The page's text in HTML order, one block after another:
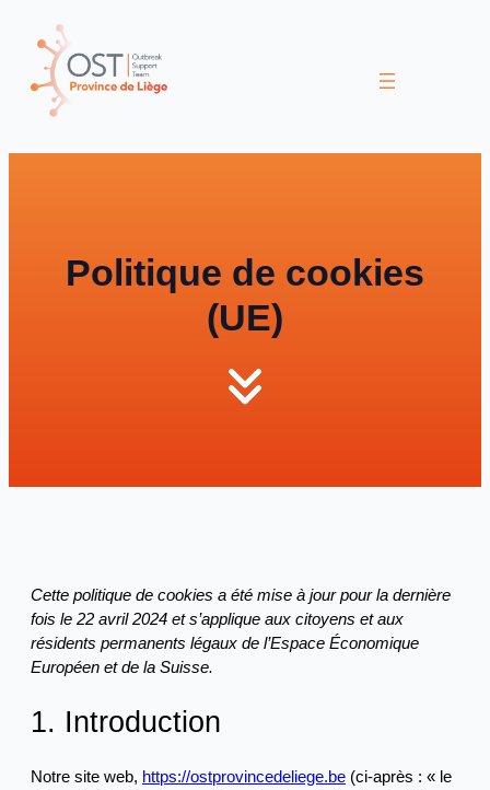
contenu
Politique de cookies
(UE)
Cette politique de cookies a été mise à jour pour la dernière
fois le 22 avril 2024 et s’applique aux citoyens et aux
résidents permanents légaux de l’Espace Économique
Européen et de la Suisse.
1. Introduction
Notre site web, https://ostprovincedeliege.be (ci-après : « le